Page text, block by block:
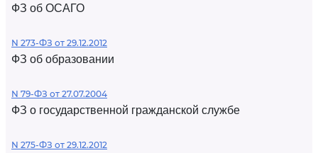
ФЗ об ОСАГО
N 273-ФЗ от 29.12.2012
ФЗ об образовании
N 79-ФЗ от 27.07.2004
ФЗ о государственной гражданской службе
N 275-ФЗ от 29.12.2012